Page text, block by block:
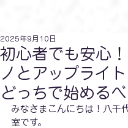
初心者でも安心
ノとアップライト
どっちで始めるべ
2025年9月10日
みなさまこんにちは！八千
室です。